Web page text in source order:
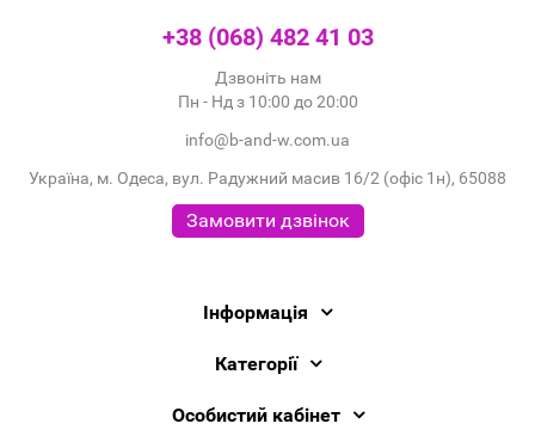
+38 (068) 482 41 03
Дзвоніть нам
Пн - Нд з 10:00 до 20:00
info@b-and-w.com.ua
Україна, м. Одеса, вул. Радужний масив 16/2 (офіс 1н), 65088
Замовити дзвінок
Інформація
Категорії
Особистий кабінет